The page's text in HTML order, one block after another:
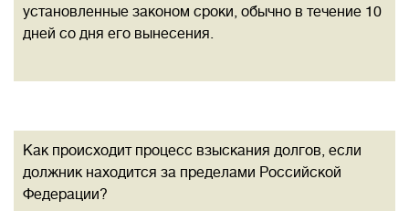
установленные законом сроки, обычно в течение 10
дней со дня его вынесения.
Как происходит процесс взыскания долгов, если
должник находится за пределами Российской
Федерации?